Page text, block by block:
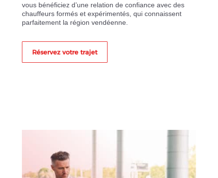
vous bénéficiez d’une relation de confiance avec des
chauffeurs formés et expérimentés, qui connaissent
parfaitement la région vendéenne.
Réservez votre trajet